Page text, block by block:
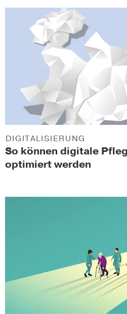
So können digitale
optimiert werden
DIGITALISIERUNG